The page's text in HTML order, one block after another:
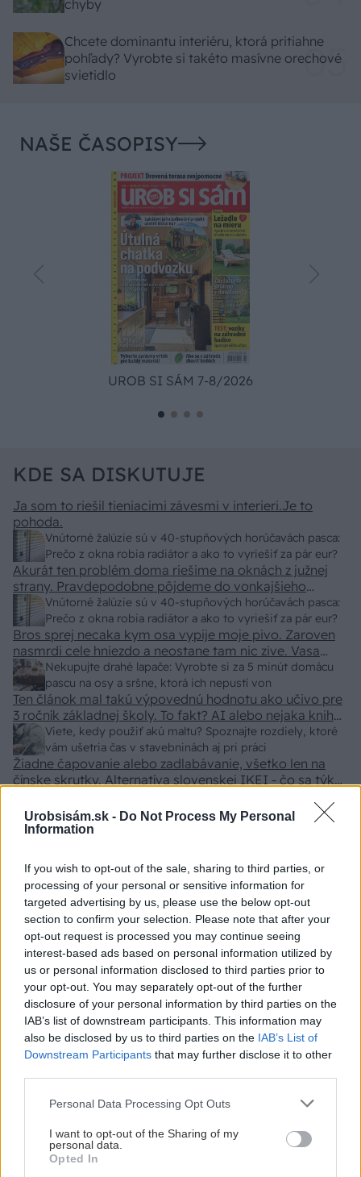
Urobsisám.sk - Do Not Process My Personal
Information
If you wish to opt-out of the sale, sharing to third parties, or
processing of your personal or sensitive information for
targeted advertising by us, please use the below opt-out
section to confirm your selection. Please note that after your
opt-out request is processed you may continue seeing
interest-based ads based on personal information utilized by
us or personal information disclosed to third parties prior to
your opt-out. You may separately opt-out of the further
disclosure of your personal information by third parties on the
IAB’s list of downstream participants. This information may
also be disclosed by us to third parties on the IAB’s List of
Downstream Participants that may further disclose it to other
Please note that this website/app uses one or more Google
not limited to your visit or usage behaviour. You may click to
grant or deny consent to Google and its third-party tags to
use your data for below specified purposes in below Google
Personal Data Processing Opt Outs
I want to opt-out of the Sharing of my
personal data.
Opted In
chyby
Chcete dominantu interiéru, ktorá pritiahne
pohľady? Vyrobte si takéto masívne orechové
svietidlo
NAŠE ČASOPISY
UROB SI SÁM 7-8/2026
KDE SA DISKUTUJE
Vnútorné žalúzie sú v 40-stupňových horúčavách pasca:
Prečo z okna robia radiátor a ako to vyriešiť za pár eur?
Ja som to riešil tieniacimi závesmi v interieri.Je to
pohoda.
Vnútorné žalúzie sú v 40-stupňových horúčavách pasca:
Prečo z okna robia radiátor a ako to vyriešiť za pár eur?
Akurát ten problém doma riešime na oknách z južnej
strany. Pravdepodobne pôjdeme do vonkajšieho
tienenia na spôsob markízy 250x150cm. Čínsky
predajcovia idú okolo 100 eur kus.
Nekupujte drahé lapače: Vyrobte si za 5 minút domácu
pascu na osy a sršne, ktorá ich nepustí von
Bros sprej necaka kym osa vypije moje pivo. Zaroven
nasmrdi cele hniezdo a neostane tam nic zive. Vasa
pasca naucinke moc efektivne. Skor pritiahne slimaky
Viete, kedy použiť akú maltu? Spoznajte rozdiely, ktoré
vám ušetria čas v stavebninách aj pri práci
Ten článok mal takú výpovednú hodnotu ako učivo pre
3 ročník základnej školy. To fakt? AI alebo nejaka kniha
z VŠ? Dnešné rychlotvrdnuce malty - pevnosť 40 Mpa a
doba schnutia tak 15 minut , k tomu vodotesné s
kryštálikou. A rozdiel - schnutie a zretie. Nič?
vyrobíte pod 140 eur a je oveľa pohodlnejšie!
Žiadne čapovanie alebo zadlabávanie, všetko len na
čínske skrutky. Alternatíva slovenskej IKEI - čo sa týka
spracovaním, škoda. No lepšie než ten odpad z DTD
predávaný v Kauflande alebo Lídli.
ZÁHRADA
Trvalky, ktoré znesú
sucho a teplo? Tieto
vysaďte na miesta, na
Nemusí to byť len
levanduľa! 7 fialových
krások, ktoré rozžiaria